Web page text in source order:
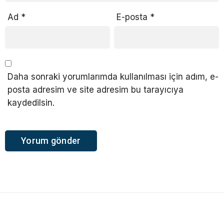
Ad * E-posta *
Daha sonraki yorumlarımda kullanılması için adım, e-
posta adresim ve site adresim bu tarayıcıya
kaydedilsin.